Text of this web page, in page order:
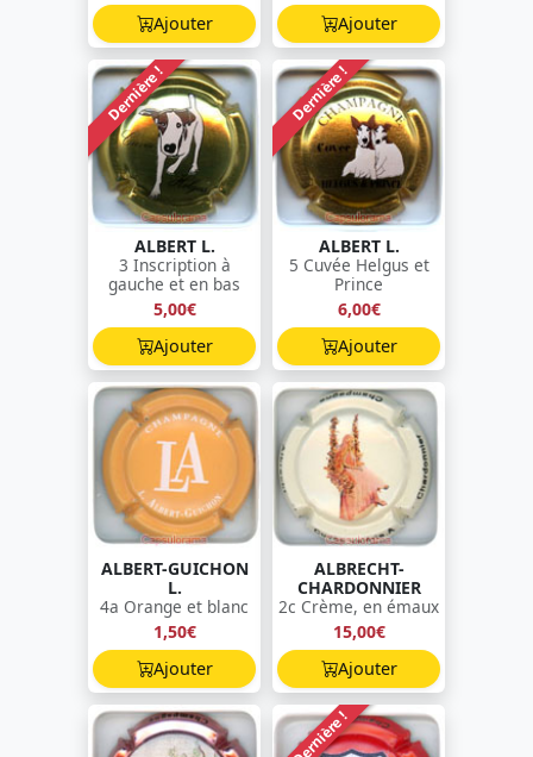
Ajouter
Ajouter
Dernière !
ALBERT L.
3 Inscription à
gauche et en bas
5,00€
Ajouter
Dernière !
ALBERT L.
5 Cuvée Helgus et
Prince
6,00€
Ajouter
ALBERT-GUICHON
L.
4a Orange et blanc
1,50€
Ajouter
ALBRECHT-
CHARDONNIER
2c Crème, en émaux
15,00€
Ajouter
Dernière !